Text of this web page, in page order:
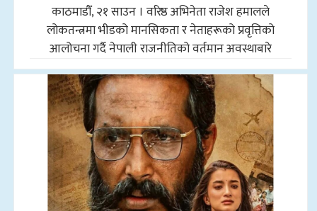
काठमाडौँ, २१ साउन । वरिष्ठ अभिनेता राजेश हमालले
लोकतन्त्रमा भीडको मानसिकता र नेताहरूको प्रवृत्तिको
आलोचना गर्दै नेपाली राजनीतिको वर्तमान अवस्थाबारे